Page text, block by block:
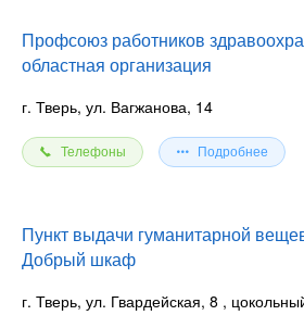
Профсоюз работников
областная организация
г. Тверь, ул. Вагжанова, 14
Телефоны Подробнее
Пункт выдачи гуманитарной
Добрый шкаф
г. Тверь, ул. Гвардейская, 8 ,